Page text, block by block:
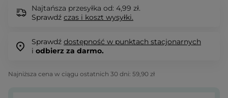
Najtańsza przesyłka od: 4,99 zł.
Sprawdź czas i koszt wysyłki.
Sprawdź dostępność w punktach stacjonarnych
i odbierz za darmo.
Najniższa cena w ciągu ostatnich 30 dni: 59,90 zł